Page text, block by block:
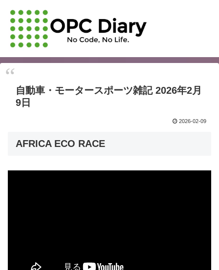
自動車・モータースポーツ雑記 2026年2月
9日
2026-02-09
AFRICA ECO RACE